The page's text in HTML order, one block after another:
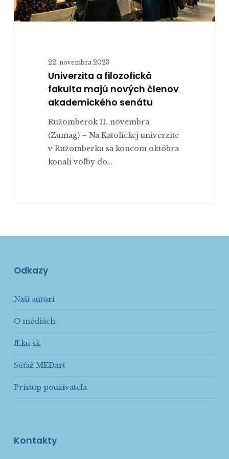
22. novembra 2023
Univerzita a filozofická
fakulta majú nových členov
akademického senátu
Ružomberok 11. novembra
(Zumag) – Na Katolíckej univerzite
v Ružomberku sa koncom októbra
konali voľby do…
Odkazy
Naši autori
O médiách
ff.ku.sk
Súťaž MEDart
Prístup používateľa
Kontakty